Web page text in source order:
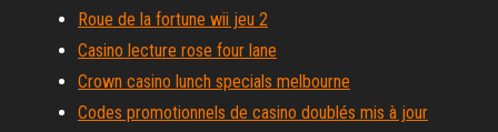
Roue de la fortune wii jeu 2
Casino lecture rose four lane
Crown casino lunch specials melbourne
Codes promotionnels de casino doublés mis à jour